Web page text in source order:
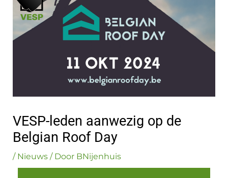
VESP-leden aanwezig op de
Belgian Roof Day
/ Nieuws/ Door BNijenhuis